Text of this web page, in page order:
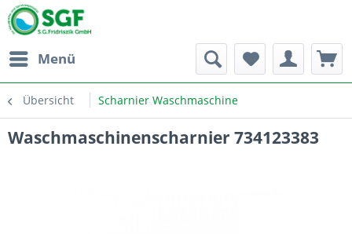
Menü
Übersicht Scharnier Waschmaschine
Waschmaschinenscharnier 734123383